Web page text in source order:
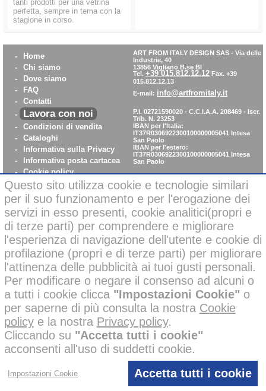
tanti prodotti per una vetrina
perfetta, sempre in tema con la
stagione in corso.
-
Home
-
Chi siamo
-
Dove siamo
-
FAQ
-
Contatti
-
Lavora con noi
-
Condizioni di vendita
-
Cataloghi
-
Informativa sulla Privacy
-
Informativa posta cartacea
- Cookie policy
- WhistleBlowing
Parità di Genere
ART FROM ITALY DESIGN SAS - Via delle
Industrie, 40
13856 Vigliano B.se BI
Tel. +39 015.812.12.12 Fax. +39
015.812.12.13
E-mail: info@artfromitaly.it
P.I. 02721590020 - C.C.I.A.A. 208469 - Iscr.
Trib. N. 23253
IBAN per l'Italia:
IT37R0306922300100000005041 Intesa
San Paolo
IBAN per l'estero:
IT37R0306922300100000005041 Intesa
San Paolo
Pagamenti sicuri con carta di credito on-line
Alcune immagini di questo sito possono essere state corrette negli
sfondi o migliorate nelle ambientazioni con l’ausilio di intelligenza
artificiale per finalità creative e illustrative.
Tutti i nostri prodotti presenti nelle foto invece, sono reali e non sono
stati modificati o alterati; inoltre i prodotti a marchio
stati ideati e disegnatiesclusivamentedalle mani dei nostri
D’altronde lo dice anche la nostra policy aziendale, che vieta
Questo sito utilizza cookie e tecnologie similari
per il suo funzionamento e per l'erogazione dei
servizi in esso presenti, cookie analitici(propri e
di terze parti) per comprendere e migliorare
l'esperienza di navigazione dell'utente e cookie di
profilazione (propri e di terze parti) per migliorare
l'attinenza delle pubblicità ai tuoi gusti personali.
Per modificare o negare il consenso ad alcuni o
a tutti i cookie clicca "Impostazioni Cookie" o
per saperne di più consulta la nostra Cookie
policye la nostra Privacy policy.
Cliccando su "Accetta tutti i cookie"
acconsenti all'uso di suddetti cookie.